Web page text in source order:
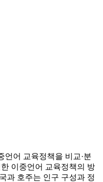
언어 교육정책을 비교·분
이중언어 교육정책의 방
과 호주는 인구 구성과 정